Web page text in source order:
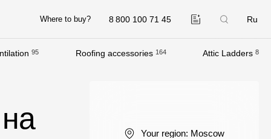
8 800 100 71 45 Ru
Where to buy?
95 Roofing accessories 164 Attic Ladders 8
Your region: Moscow